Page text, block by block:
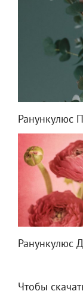
Ранункулюс
Ранункулюс
Чтобы